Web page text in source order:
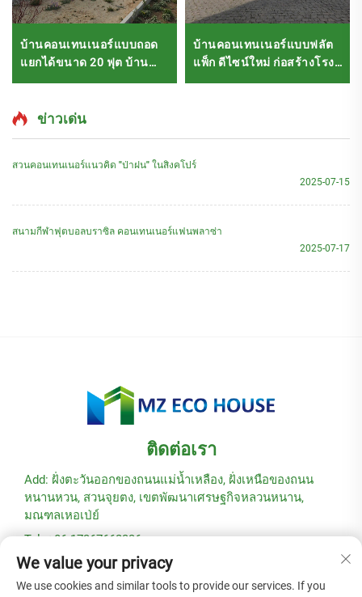
บ้านคอนเทนเนอร์แบบถอด
แยกได้ขนาด 20 ฟุต บ้าน
บ้านคอนเทนเนอร์แบบฟลัต
แพ็ก ดีไซน์ใหม่ ก่อสร้างโรง
ข่าวเด่น
สวนคอนเทนเนอร์แนวคิด "ป่าฝน" ในสิงคโปร์
2025-07-15
สนามกีฬาฟุตบอลบราซิล คอนเทนเนอร์แฟนพลาซ่า
2025-07-17
ติดต่อเรา
Add: ฝั่งตะวันออกของถนนแม่น้ำเหลือง, ฝั่งเหนือของถนน
หนานหวน, สวนจุยตง, เขตพัฒนาเศรษฐกิจหลวนหนาน,
มณฑลเหอเป่ย์
Tel: +86-17367662336
อีเมล:[email protected]
We value your privacy
We use cookies and similar tools to provide our services. If you